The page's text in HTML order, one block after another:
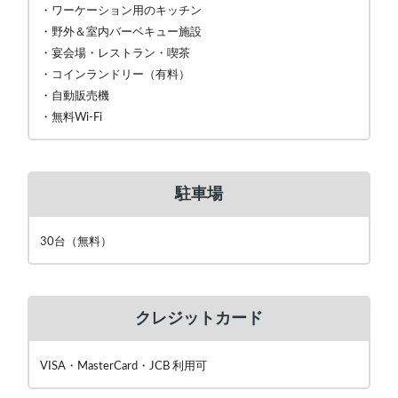
・ワーケーション用のキッチン
・野外＆室内バーベキュー施設
・宴会場・レストラン・喫茶
・コインランドリー（有料）
・自動販売機
・無料Wi-Fi
駐車場
30台（無料）
クレジットカード
VISA・MasterCard・JCB 利用可